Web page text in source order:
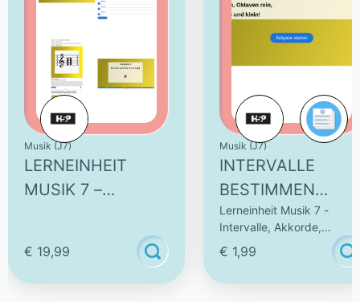
Musik (J7)
LERNEINHEIT
MUSIK 7 –
TONLEITERN UND
KADENZEN
€ 19,99
Musik (J7)
INTERVALLE
BESTIMMEN
(AUFWÄRTS) -
INTERAKTIVE
AUFGABE
Lerneinheit Musik 7 -
Intervalle, Akkorde,
Tonleitern und Kadenzen
bestimmen
€ 1,99